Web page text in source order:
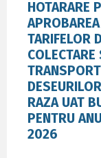
HOTARARE
APROBAREA
TARIFELOR
COLECTARE
RAZA UAT
PENTRU
2026